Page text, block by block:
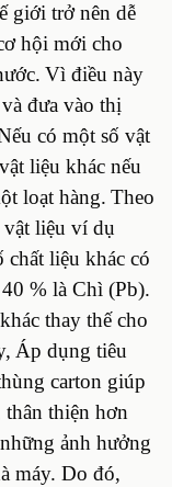
giới trở nên dễ
hội mới cho
Vì điều này
đưa vào thị
có một số vật
liệu khác nếu
loạt hàng. Theo
liệu ví dụ
liệu khác có
% là Chì (Pb).
thay thế cho
Áp dụng tiêu
carton giúp
thân thiện hơn
ảnh hưởng
máy. Do đó,